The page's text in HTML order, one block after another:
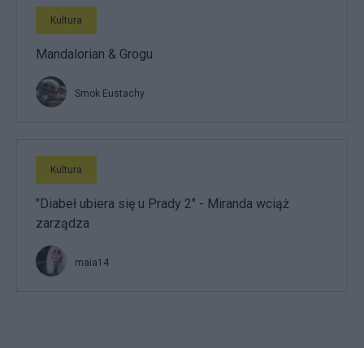
Kultura
Mandalorian & Grogu
Smok Eustachy
Kultura
"Diabeł ubiera się u Prady 2" - Miranda wciąż
zarządza
maia14